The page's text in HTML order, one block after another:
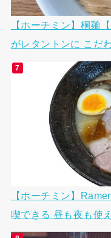
【ホーチミン】桐麺
がレタントンに こだ
【ホーチミン】
喫できる 昼も夜も使